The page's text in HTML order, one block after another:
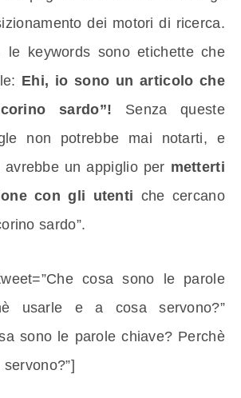
dei motori di ricerca.
le keywords sono etichette che
Ehi, io sono un articolo che
sardo”! Senza queste
non potrebbe mai notarti, e
avrebbe un appiglio per metterti
con gli utenti che cercano
sardo”.
cosa sono le parole
usarle e a cosa servono?”
sono le parole chiave? Perchè